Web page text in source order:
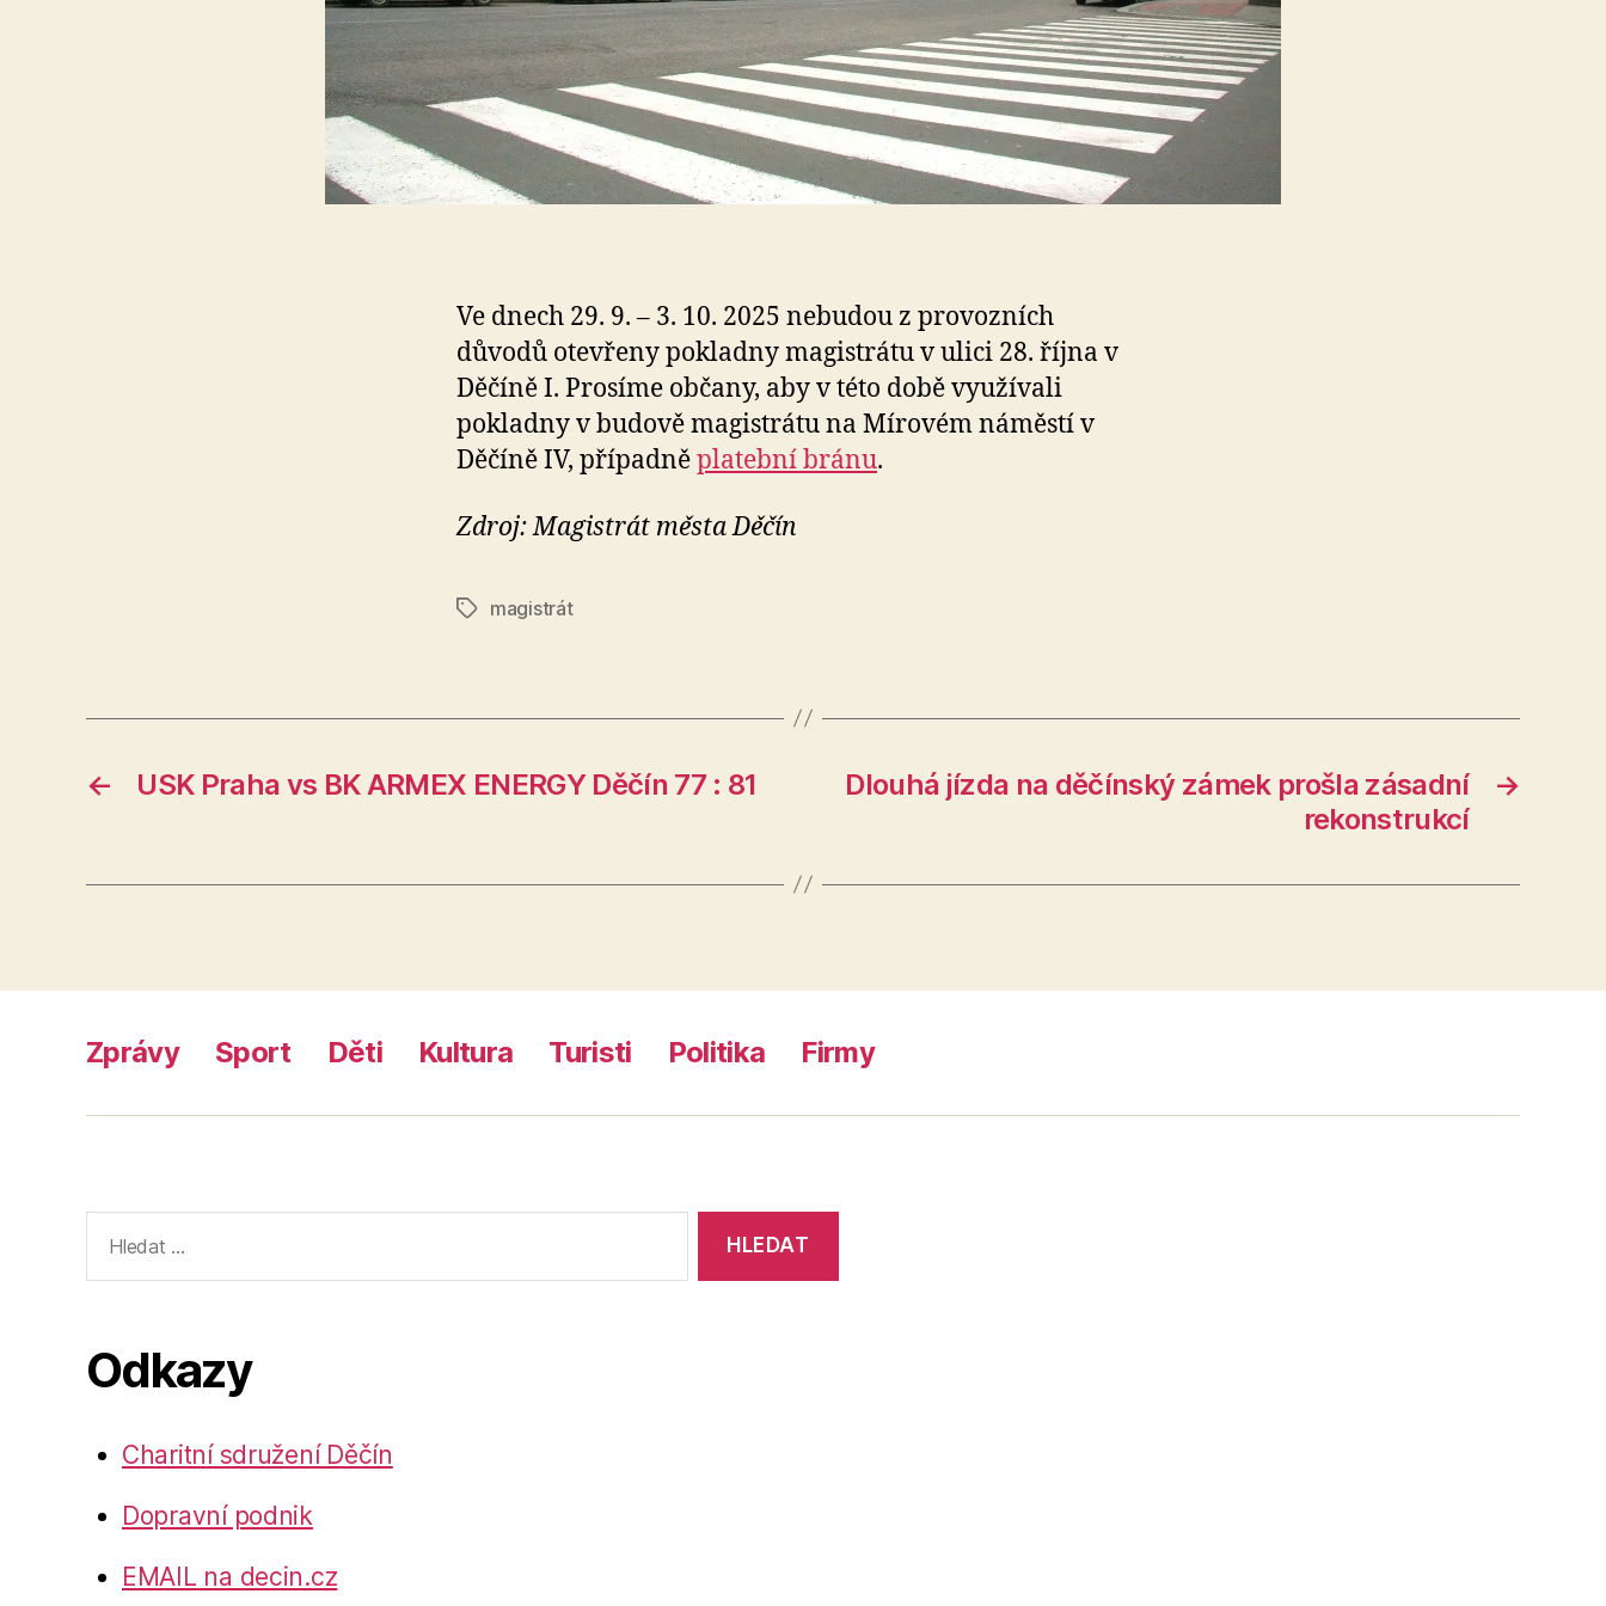
Ve dnech 29. 9. – 3. 10. 2025 nebudou z provozních
důvodů otevřeny pokladny magistrátu v ulici 28. října v
Děčíně I. Prosíme občany, aby v této době využívali
pokladny v budově magistrátu na Mírovém náměstí v
Děčíně IV, případněplatební bránu.
Zdroj: Magistrát města Děčín
Štítkymagistrát
← USK Praha vs BK ARMEX ENERGY Děčín 77 : 81 →
Dlouhá jízda na děčínský zámek prošla zásadní
rekonstrukcí
Zprávy Sport Děti Kultura Turisti Politika Firmy
vyhledávání:
Odkazy
Charitní sdružení Děčín
Dopravní podnik
EMAIL na decin.cz